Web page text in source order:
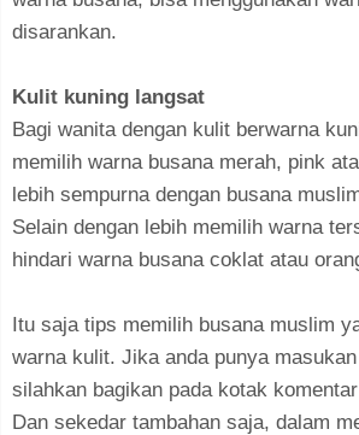
disarankan.
Kulit kuning langsat
Bagi wanita dengan kulit berwarna
memilih warna busana merah, pink
lebih sempurna dengan busana
Selain dengan lebih memilih warna
hindari warna busana coklat atau
Itu saja tips memilih busana muslim
warna kulit. Jika anda punya
silahkan bagikan pada kotak
Dan sekedar tambahan saja, dalam